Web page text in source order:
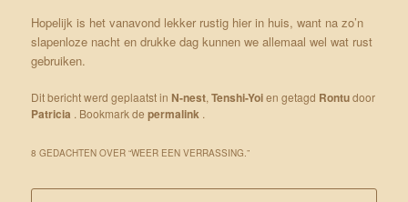
Hopelijk is het vanavond lekker rustig hier in huis, want na zo’n
slapenloze nacht en drukke dag kunnen we allemaal wel wat rust
gebruiken.
Dit bericht werd geplaatst in N-nest,Tenshi-Yoien getagd Rontudoor
Patricia . Bookmark depermalink .
8 GEDACHTEN OVER “WEER EEN VERRASSING.”